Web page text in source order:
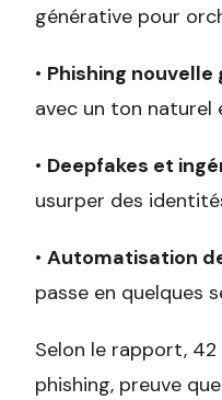
générative pour
• Phishing
avec un ton naturel
• Deepfakes et
usurper des
• Automatisation
passe en quelques
Selon le rapport,
phishing, preuve